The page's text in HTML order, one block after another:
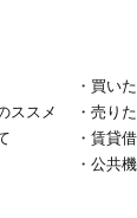
・ 買い
ススメ ・ 売り
・ 賃貸
・ 公共